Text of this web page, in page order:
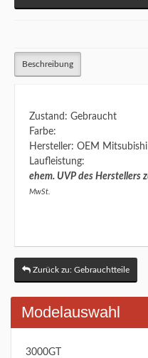
Beschreibung
Zustand: Gebraucht
Farbe:
Hersteller: OEM Mitsubishi
Laufleistung:
ehem. UVP des Herstellers
MwSt.
Zurück zu: Gebrauchtteile
Modelauswahl
3000GT